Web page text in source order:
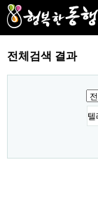
전체검색 결과